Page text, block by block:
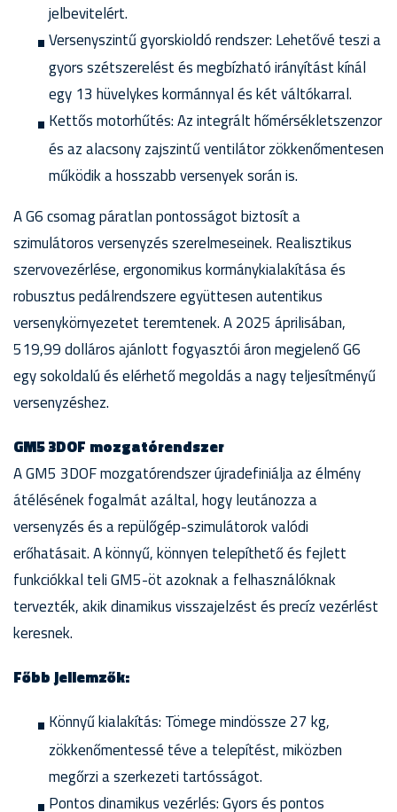
jelbevitelért.
Versenyszintű gyorskioldó rendszer: Lehetővé teszi a
gyors szétszerelést és megbízható irányítást kínál
egy 13 hüvelykes kormánnyal és két váltókarral.
Kettős motorhűtés: Az integrált hőmérsékletszenzor
és az alacsony zajszintű ventilátor zökkenőmentesen
működik a hosszabb versenyek során is.
A G6 csomag páratlan pontosságot biztosít a
szimulátoros versenyzés szerelmeseinek. Realisztikus
szervovezérlése, ergonomikus kormánykialakítása és
robusztus pedálrendszere együttesen autentikus
versenykörnyezetet teremtenek. A 2025 áprilisában,
519,99 dolláros ajánlott fogyasztói áron megjelenő G6
egy sokoldalú és elérhető megoldás a nagy teljesítményű
versenyzéshez.
GM5 3DOF mozgatórendszer
A GM5 3DOF mozgatórendszer újradefiniálja az élmény
átélésének fogalmát azáltal, hogy leutánozza a
versenyzés és a repülőgép-szimulátorok valódi
erőhatásait. A könnyű, könnyen telepíthető és fejlett
funkciókkal teli GM5-öt azoknak a felhasználóknak
tervezték, akik dinamikus visszajelzést és precíz vezérlést
keresnek.
Főbb jellemzők:
Könnyű kialakítás: Tömege mindössze 27 kg,
zökkenőmentessé téve a telepítést, miközben
megőrzi a szerkezeti tartósságot.
Pontos dinamikus vezérlés: Gyors és pontos